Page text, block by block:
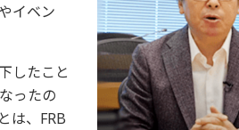
イベン
したこと
ったの
は、FRB